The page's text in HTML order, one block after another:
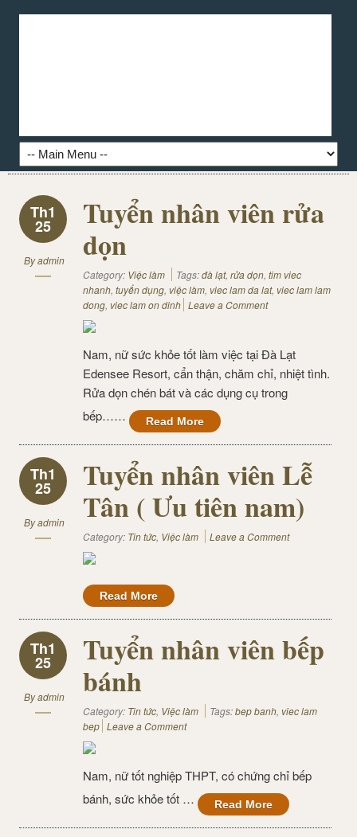
Th1
25
Byadmin
Tuyển nhân viên rửa
dọn
Category: Việc làm Tags:đà lạt, rửa dọn, tim viec
nhanh, tuyển dụng, việc làm, viec lam da lat, viec lam lam
dong, viec lam on dinh Leave a Comment
Nam, nữ sức khỏe tốt làm việc tại Đà Lạt
Edensee Resort, cẩn thận, chăm chỉ, nhiệt tình.
Rửa dọn chén bát và các dụng cụ trong
bếp……
Read More
Th1
25
Byadmin
Tuyển nhân viên Lễ
Tân ( Ưu tiên nam)
Category: Tin tức, Việc làm Leave a Comment
Read More
Th1
25
Byadmin
Tuyển nhân viên bếp
bánh
Category: Tin tức, Việc làm Tags:bep banh, viec lam
bep Leave a Comment
Nam, nữ tốt nghiệp THPT, có chứng chỉ bếp
bánh, sức khỏe tốt …
Read More